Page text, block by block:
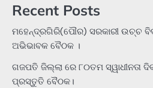
Recent Posts
ମହେନ୍ଦ୍ରଗିରି(ପୌର) ସରକାରୀ ଉଚ୍ଚ
ଅଭିଭାବକ ବୈଠକ ।
ଗଜପତି ଜିଲ୍ଲା ରେ ୮୦ତମ ସ୍ୱାଧୀନତା
ପ୍ରସ୍ତୁତି ବୈଠକ।